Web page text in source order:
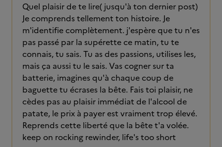
Quel plaisir de te lire( jusqu'à ton dernier post)
Je comprends tellement ton histoire. Je
m'identifie complètement. j'espère que tu n'es
pas passé par la supérette ce matin, tu te
connais, tu sais. Tu as des passions, utilises les,
mais ça aussi tu le sais. Vas cogner sur ta
batterie, imagines qu'à chaque coup de
baguette tu écrases la bête. Fais toi plaisir, ne
cèdes pas au plaisir immédiat de l'alcool de
patate, le prix à payer est vraiment trop élevé.
Reprends cette liberté que la bête t'a volée.
keep on rocking rewinder, life's too short